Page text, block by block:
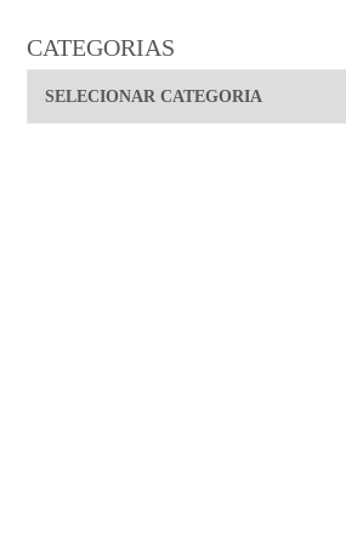
CATEGORIAS